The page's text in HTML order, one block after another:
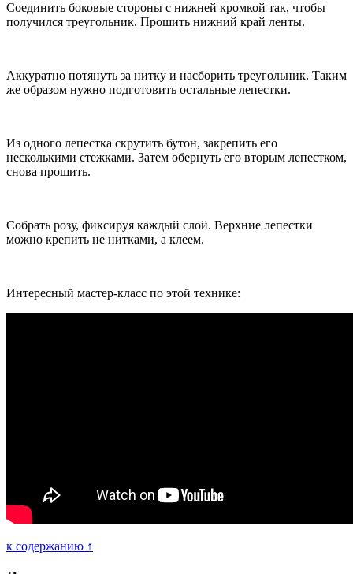
Соединить боковые стороны с нижней кромкой так, чтобы
получился треугольник. Прошить нижний край ленты.
Аккуратно потянуть за нитку и насборить треугольник. Таким
же образом нужно подготовить остальные лепестки.
Из одного лепестка скрутить бутон, закрепить его
несколькими стежками. Затем обернуть его вторым лепестком,
снова прошить.
Собрать розу, фиксируя каждый слой. Верхние лепестки
можно крепить не нитками, а клеем.
Интересный мастер-класс по этой технике:
к содержанию ↑